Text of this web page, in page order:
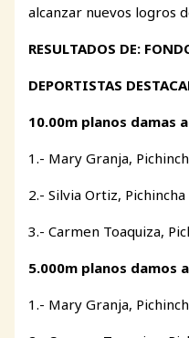
alcanzar nuevos logros
RESULTADOS DE:
DEPORTISTAS
10.00m planos damas
1.- Mary Granja,
2.- Silvia Ortiz, Pichincha
3.- Carmen Toaquiza,
5.000m planos damos
1.- Mary Granja,